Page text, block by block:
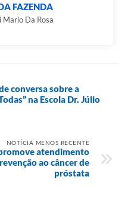
FAZENDA
Mario Da Rosa
conversa sobre a
na Escola Dr. Júlio
NOTÍCIA MENOS RECENTE
atendimento
ao câncer de
próstata